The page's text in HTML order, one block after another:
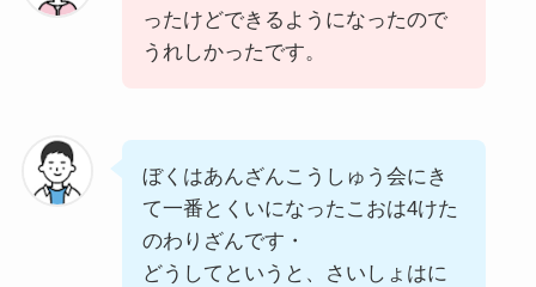
ったけどできるようになったので
うれしかったです。
ぼくはあんざんこうしゅう会にき
て一番とくいになったこおは4けた
のわりざんです・
どうしてというと、さいしょはに